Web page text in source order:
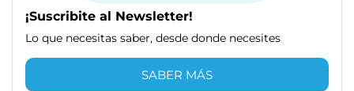
¡Suscribite al Newsletter!
Lo que necesitas saber, desde donde necesites
SABER MÁS